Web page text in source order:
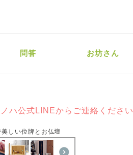
問答 お坊さん
ハ公式LINEからご連絡ください
美しい位牌とお仏壇